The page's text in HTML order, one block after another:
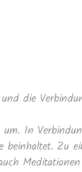
die
In
beinhaltet. Zu